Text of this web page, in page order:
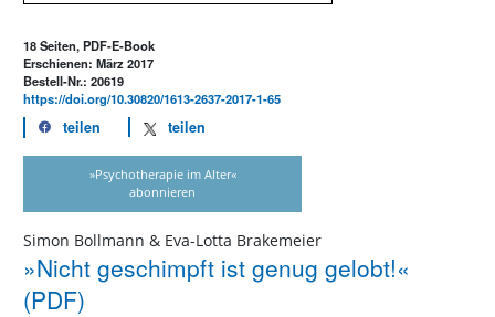
18 Seiten, PDF-E-Book
Erschienen: März 2017
Bestell-Nr.: 20619
https://doi.org/10.30820/1613-2637-2017-1-65
teilen teilen
»Psychotherapie im Alter«
abonnieren
Simon Bollmann & Eva-Lotta Brakemeier
»Nicht geschimpft ist genug gelobt!«
(PDF)